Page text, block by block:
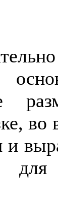
во
и